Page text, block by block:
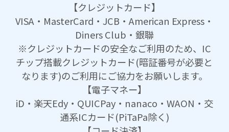
【クレジットカード】
VISA・MasterCard・JCB・American Express・
Diners Club・銀聯
※クレジットカードの安全なご利用のため、IC
チップ搭載クレジットカード(暗証番号が必要と
なります)のご利用にご協力をお願いします。
【電子マネー】
iD・楽天Edy・QUICPay・nanaco・WAON・交
通系ICカード(PiTaPa除く)